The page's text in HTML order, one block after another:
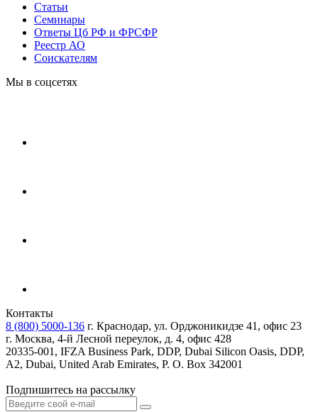
Статьи
Cеминары
Ответы Цб РФ и ФРСФР
Реестр АО
Соискателям
Мы в соцсетях
Контакты
8 (800) 5000-136 г. Краснодар, ул. Орджоникидзе 41, офис 23
г. Москва, 4-й Лесной переулок, д. 4, офис 428
20335-001, IFZA Business Park, DDP, Dubai Silicon Oasis, DDP,
A2, Dubai, United Arab Emirates, P. O. Box 342001
Подпишитесь на рассылку